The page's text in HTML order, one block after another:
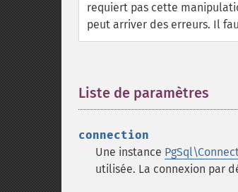
requiert pas cette
peut arriver des erreurs. Il
Liste de paramètres
connection
Une instance
utilisée. La connexion par